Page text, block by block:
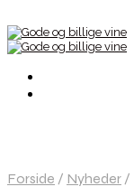
Forside / Nyheder /